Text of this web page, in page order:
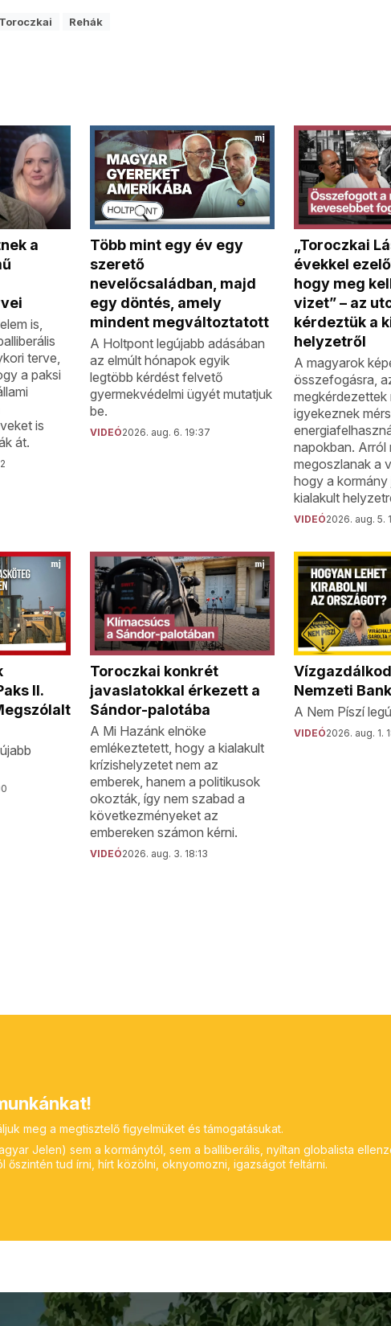
Toroczkai Rehák
a
is,
terve,
a paksi
is
át.
Több mint egy év egy
szerető
nevelőcsaládban, majd
egy döntés, amely
mindent megváltoztatott
A Holtpont legújabb adásában
az elmúlt hónapok egyik
legtöbb kérdést felvető
gyermekvédelmi ügyét mutatjuk
be.
VIDEÓ2026. aug. 6. 19:37
„Toroczkai
évekkel
hogy meg
vizet” – az
kérdeztük a
helyzetről
A magyarok
összefogásra,
megkérdezettek
igyekeznek
napokban. Arról
megoszlanak a
hogy a kormány
kialakult
VIDEÓ2026. aug. 5.
II.
Toroczkai konkrét
javaslatokkal érkezett a
Sándor-palotába
A Mi Hazánk elnöke
emlékeztetett, hogy a kialakult
krízishelyzetet nem az
emberek, hanem a politikusok
okozták, így nem szabad a
következményeket az
embereken számon kérni.
VIDEÓ2026. aug. 3. 18:13
Nemzeti Bank
A Nem Píszí
VIDEÓ2026. aug. 1.
meg a megtisztelő figyelmüket és támogatásukat.
Jelen) sem a kormánytól, sem a balliberális, nyíltan globalista
őszintén tud írni, hírt közölni, oknyomozni, igazságot feltárni.